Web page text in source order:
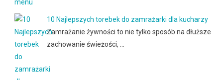
10 Najlepszych torebek do zamrażarki dla kucharzy
Zamrażanie żywności to nie tylko sposób na dłuższe
zachowanie świeżości, …